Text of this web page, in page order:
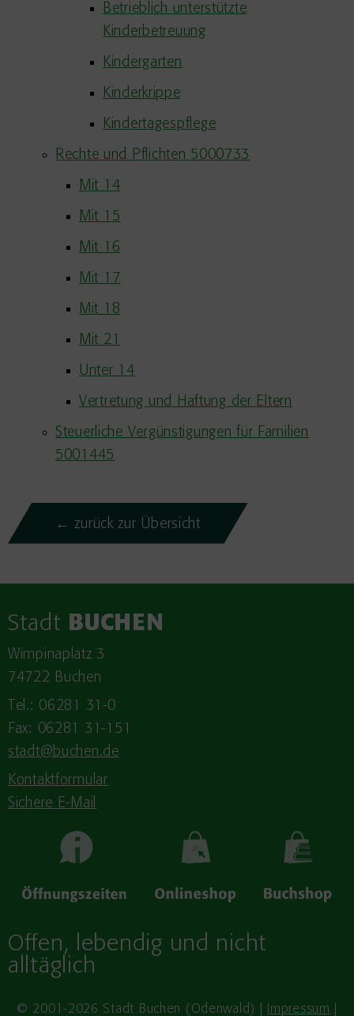
Betrieblich unterstützte
Kinderbetreuung
Kindergarten
Kinderkrippe
Kindertagespflege
Rechte und Pflichten 5000733
Mit 14
Mit 15
Mit 16
Mit 17
Mit 18
Mit 21
Unter 14
Vertretung und Haftung der Eltern
Steuerliche Vergünstigungen für Familien
5001445
← zurück zur Übersicht
Stadt BUCHEN
Wimpinaplatz 3
74722 Buchen
Tel.: 06281 31-0
Fax: 06281 31-151
stadt@buchen.de
Kontaktformular
Sichere E-Mail
Offen, lebendig und nicht
alltäglich
© 2001-2026 Stadt Buchen (Odenwald) | Impressum